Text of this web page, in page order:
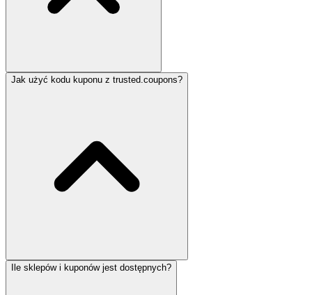
Jak użyć kodu kuponu z trusted.coupons?
Ile sklepów i kuponów jest dostępnych?